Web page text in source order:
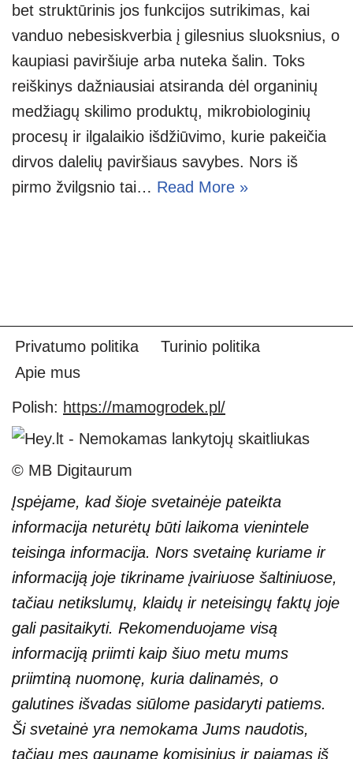
bet struktūrinis jos funkcijos sutrikimas, kai
vanduo nebesiskverbia į gilesnius sluoksnius, o
kaupiasi paviršiuje arba nuteka šalin. Toks
reiškinys dažniausiai atsiranda dėl organinių
medžiagų skilimo produktų, mikrobiologinių
procesų ir ilgalaikio išdžiūvimo, kurie pakeičia
dirvos dalelių paviršiaus savybes. Nors iš
pirmo žvilgsnio tai… Read More »
Privatumo politika
Turinio politika
Apie mus
Polish: https://mamogrodek.pl/
© MB Digitaurum
Įspėjame, kad šioje svetainėje pateikta
informacija neturėtų būti laikoma vienintele
teisinga informacija. Nors svetainę kuriame ir
informaciją joje tikriname įvairiuose šaltiniuose,
tačiau netikslumų, klaidų ir neteisingų faktų joje
gali pasitaikyti. Rekomenduojame visą
informaciją priimti kaip šiuo metu mums
priimtiną nuomonę, kuria dalinamės, o
galutines išvadas siūlome pasidaryti patiems.
Ši svetainė yra nemokama Jums naudotis,
tačiau mes gauname komisinius ir pajamas iš